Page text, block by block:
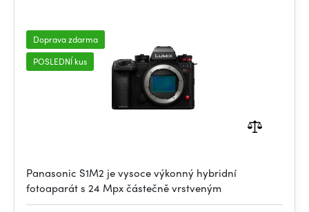
Doprava zdarma
POSLEDNÍ kus
Panasonic S1M2 je vysoce výkonný hybridní
fotoaparát s 24 Mpx částečně vrstveným